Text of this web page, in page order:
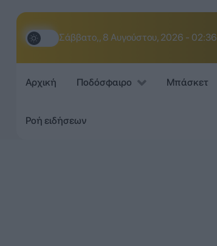
Σάββατο,, 8 Αυγούστου, 2026 - 02:36
Αρχική Ποδόσφαιρο Μπάσκετ
Ροή ειδήσεων